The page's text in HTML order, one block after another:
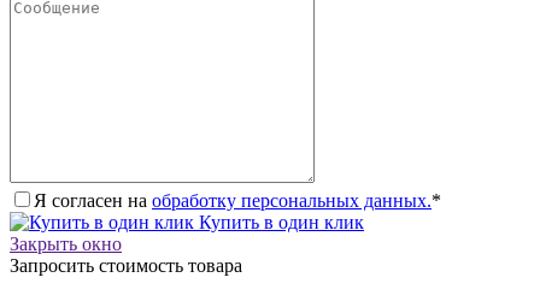
Я согласен на обработку персональных данных.*
Купить в один клик
Закрыть окно
Запросить стоимость товара